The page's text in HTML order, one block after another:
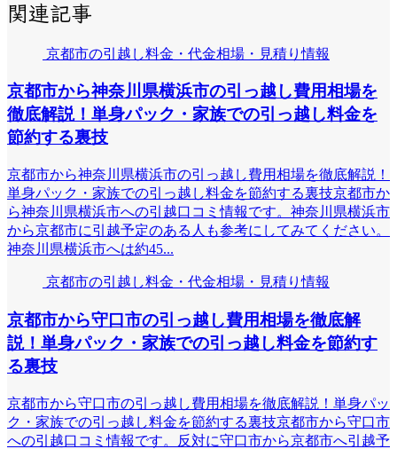
関連記事
京都市の引越し料金・代金相場・見積り情報
京都市から神奈川県横浜市の引っ越し費用相場を
徹底解説！単身パック・家族での引っ越し料金を
節約する裏技
京都市から神奈川県横浜市の引っ越し費用相場を徹底解説！
単身パック・家族での引っ越し料金を節約する裏技京都市か
ら神奈川県横浜市への引越口コミ情報です。神奈川県横浜市
から京都市に引越予定のある人も参考にしてみてください。
神奈川県横浜市へは約45...
京都市の引越し料金・代金相場・見積り情報
京都市から守口市の引っ越し費用相場を徹底解
説！単身パック・家族での引っ越し料金を節約す
る裏技
京都市から守口市の引っ越し費用相場を徹底解説！単身パッ
ク・家族での引っ越し料金を節約する裏技京都市から守口市
への引越口コミ情報です。反対に守口市から京都市へ引越予